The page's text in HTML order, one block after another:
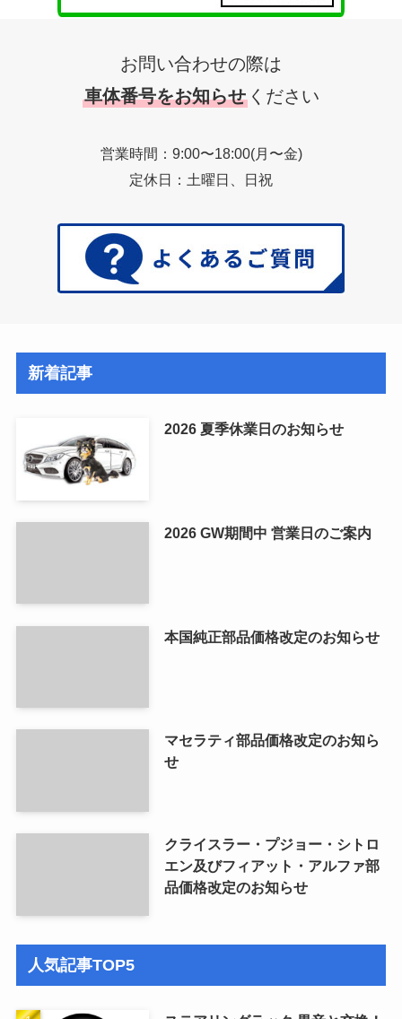
お問い合わせの際は
車体番号をお知らせ ください
営業時間：9:00〜18:00(月〜金)
定休日：土曜日、日祝
新着記事
2026 夏季休業日のお知らせ
2026 GW期間中 営業日のご案内
本国純正部品価格改定のお知らせ
マセラティ部品価格改定のお知ら
せ
クライスラー・プジョー・シトロ
エン及びフィアット・アルファ部
品価格改定のお知らせ
人気記事TOP5